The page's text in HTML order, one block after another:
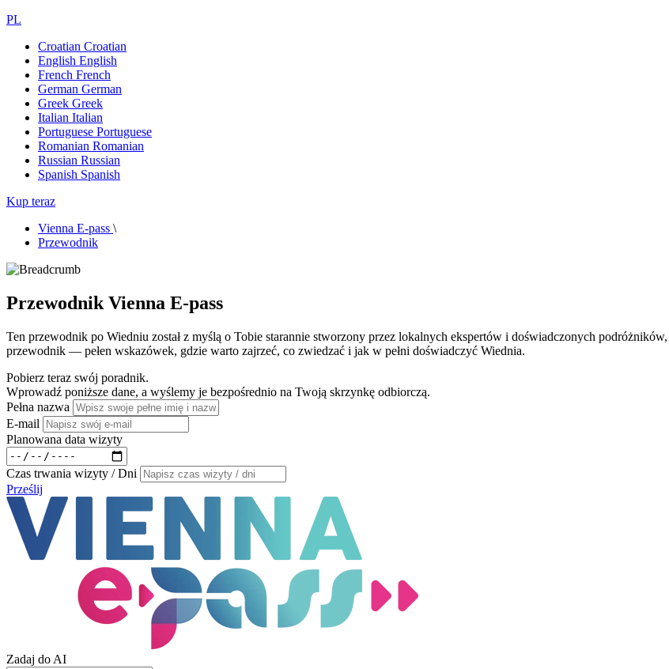
PL
Croatian Croatian
English English
French French
German German
Greek Greek
Italian Italian
Portuguese Portuguese
Romanian Romanian
Russian Russian
Spanish Spanish
Kup teraz
Vienna E-pass \
Przewodnik
Przewodnik Vienna E-pass
Ten przewodnik po Wiedniu został z myślą o Tobie starannie stworzony przez lokalnych ekspertów i doświadczonych
przewodnik — pełen wskazówek, gdzie warto zajrzeć, co zwiedzać i jak w pełni doświadczyć Wiednia.
Pobierz teraz swój poradnik.
Wprowadź poniższe dane, a wyślemy je bezpośrednio na Twoją skrzynkę odbiorczą.
Pełna nazwa
E-mail
Planowana data wizyty
Czas trwania wizyty / Dni
Prześlij
Zadaj do AI